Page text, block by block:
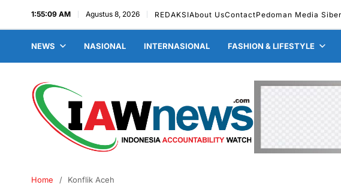
1:55:10 AM Agustus 8, 2026 REDAKSI About UsContactPedoman Media Siber
NEWS NASIONAL INTERNASIONAL FASHION & LIFESTYLE
Home Konflik Aceh